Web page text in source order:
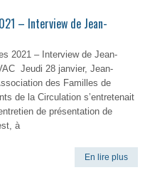
– Interview de Jean-
2021 – Interview de Jean-
Jeudi 28 janvier, Jean-
des Familles de
de la Circulation s’entretenait
de présentation de
à
En lire plus